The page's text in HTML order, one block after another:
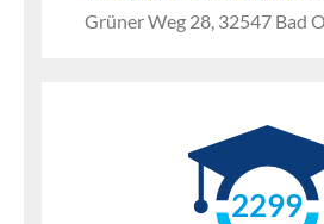
Grüner Weg 28, 32547 Bad
2299